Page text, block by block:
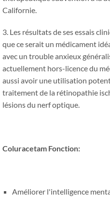
Californie.
3. Les résultats de ses essais
que ce serait un médicament
avec un trouble anxieux
actuellement hors-licence du
aussi avoir une utilisation
traitement de la rétinopathie
lésions du nerf optique.
Coluracetam Fonction:
Améliorer l'intelligence